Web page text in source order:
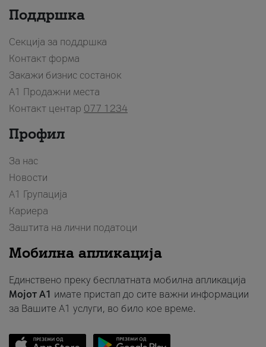
Поддршка
Секција за поддршка
Контакт форма
Закажи бизнис состанок
A1 Продажни места
Контакт центар 077 1234
Профил
За нас
Новости
А1 Групација
Кариера
Заштита на лични податоци
Мобилна апликација
Единствено преку бесплатната мобилна апликација
Мојот A1 имате пристап до сите важни информации
за Вашите A1 услуги, во било кое време.